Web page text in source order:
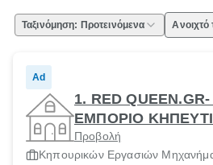
Ταξινόμηση: Προτεινόμενα Ανοιχτό
Ad
1. RED
ΕΜΠΟΡΙΟ
Προβολή
Κηπουρικών Εργασιών